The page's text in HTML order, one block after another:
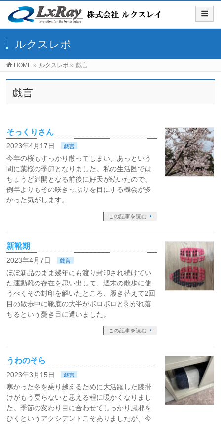
ルクスレポ
HOME » ルクスレポ » 戯言
戯言
そっくりさん
2023年4月17日 戯言
今年の桜もすっかり散ってしまい、あっという
間に葉桜の季節となりました。私の生活圏では
ちょうど満開となる前後に好天が続いたので、
例年よりもその咲きっぷりを目にする機会が多
かった気がします。
この記事を読む
新靴期
2023年4月7日 戯言
ほぼ新品のまま幾年にも渡り封印され続けてい
た運動靴の存在を思い出して、週末の散歩に使
うべくその封印を解いたところ、履き替えて2回
目の散歩中に靴底の大半がボロボロと剥がれ落
ちるという憂き目に遭いました。
この記事を読む
うわのそら
2023年3月15日 戯言
寒かった冬を乗り越えるために大活躍した膝掛
けがもう要らないと思える程に暖かくなりまし
た。季節の変わり目に合わせてしっかり風邪を
ひくというアクシデントこそありましたが、今